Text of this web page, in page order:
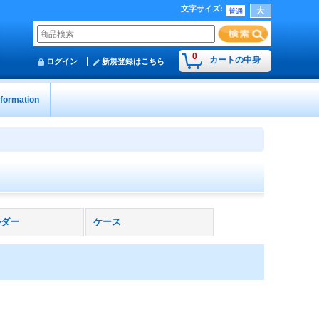
文字サイズ:
0 カートの中身
ログイン 新規登録はこちら
ー ケース